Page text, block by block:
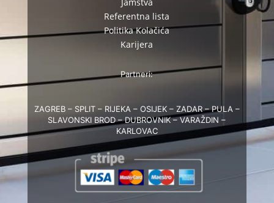
Referentna lista
Politika Kolačića
Karijera
Partneri:
ZAGREB – SPLIT – RIJEKA – OSIJEK – ZADAR – PULA –
SLAVONSKI BROD – DUBROVNIK – VARAŽDIN –
KARLOVAC